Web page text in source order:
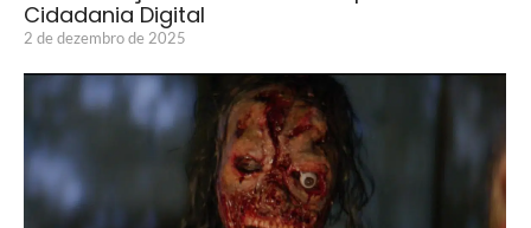
Cidadania Digital
2 de dezembro de 2025